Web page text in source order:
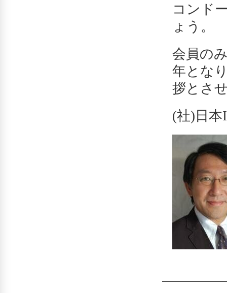
コンド
ょう。
会員の
年とな
拶とさ
(社)日